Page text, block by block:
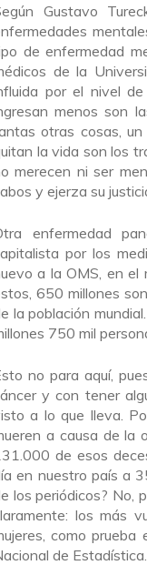
Gustavo
de enfermedad
de la
por el nivel
menos son
otras cosas,
la vida son los
merecen ni ser
y ejerza su
enfermedad
por los
a la OMS, en el
650 millones
la población
750 mil
no para aquí,
y con tener
a lo que lleva.
a causa de la
de esos
en nuestro país a
los periódicos? No,
los más
como
de Estadística.